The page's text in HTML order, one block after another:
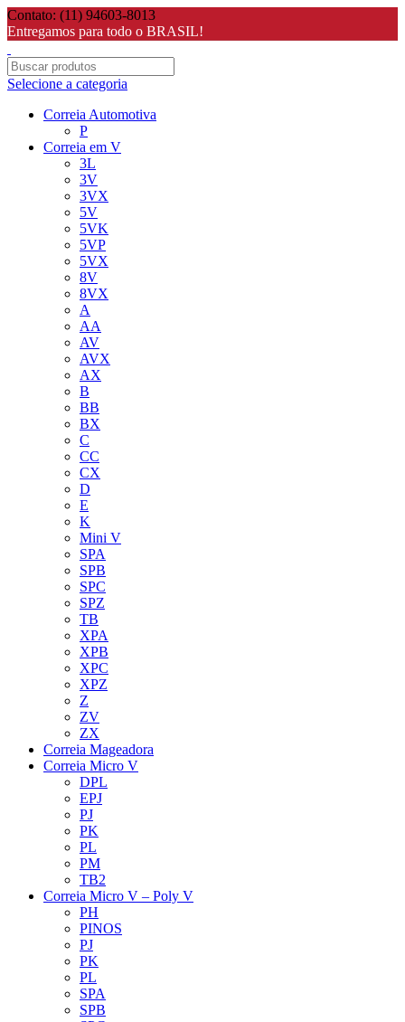
Contato: (11) 94603-8013
Entregamos para todo o BRASIL!
Selecione a categoria
Correia Automotiva
P
Correia em V
3L
3V
3VX
5V
5VK
5VP
5VX
8V
8VX
A
AA
AV
AVX
AX
B
BB
BX
C
CC
CX
D
E
K
Mini V
SPA
SPB
SPC
SPZ
TB
XPA
XPB
XPC
XPZ
Z
ZV
ZX
Correia Mageadora
Correia Micro V
DPL
EPJ
PJ
PK
PL
PM
TB2
Correia Micro V – Poly V
PH
PINOS
PJ
PK
PL
SPA
SPB